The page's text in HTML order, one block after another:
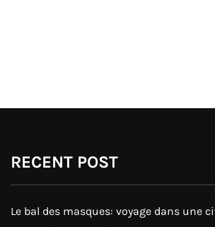
RECENT POST
Le bal des masques: voyage dans une